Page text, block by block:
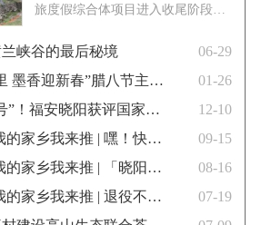
旅度假综合体项目进入收尾阶段。
星空民宿等多元业态，打造集农耕
研学、生态休闲、亲子度假、团建
旅拍等于一体的一站式乡村文旅项
展注入新动能。项目依托村庄海拔
680米、森林覆盖率83.98%的高山
峡谷的最后秘境
06-29
“粥香暖邻里 墨香迎新春”腊八节主题活动在晓阳镇举办
01-26
再添“国字号”！福安晓阳获评国家级示范单位！
12-10
福地寻福·我的家乡我来推 | 嘿！快来尝尝白云山下的农家土滋味啊
09-15
福地寻福·我的家乡我来推 | 「晓阳晚熟葡萄」杀疯了！8月底才熟的“葡萄刺客”，甜到心巴上！
08-16
福地寻福·我的家乡我来推 | 退役不褪色！戴瑞奇多面的赤子人生
07-19